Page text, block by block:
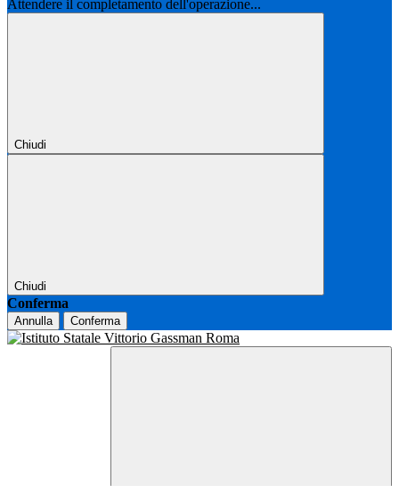
Attendere il completamento dell'operazione...
Chiudi
Chiudi
Conferma
Annulla Conferma